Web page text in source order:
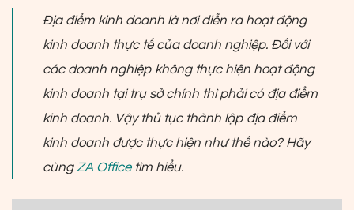
Địa điểm kinh doanh là nơi diễn ra hoạt động
kinh doanh thực tế của doanh nghiệp. Đối với
các doanh nghiệp không thực hiện hoạt động
kinh doanh tại trụ sở chính thì phải có địa điểm
kinh doanh. Vậy thủ tục thành lập địa điểm
kinh doanh được thực hiện như thế nào? Hãy
cùngZA Officetìm hiểu.